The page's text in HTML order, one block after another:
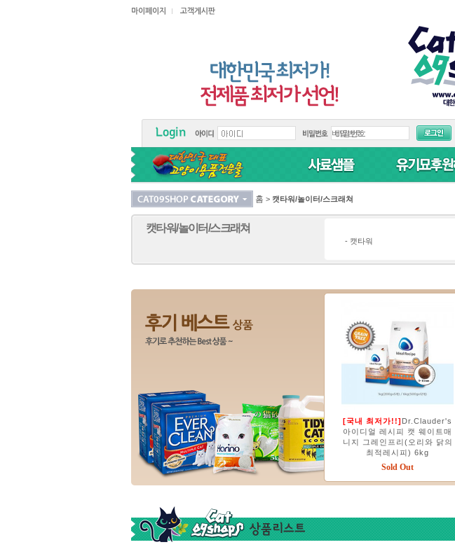
홈 > 캣타워/놀이터/스크래쳐
캣타워/놀이터/스크래쳐
- 캣타워
[국내 최저가!!] Dr.Clauder's
아이디얼 레시피 캣 웨이트매
니지 그레인프리(오리와 닭의
최적레시피) 6kg
Sold Out